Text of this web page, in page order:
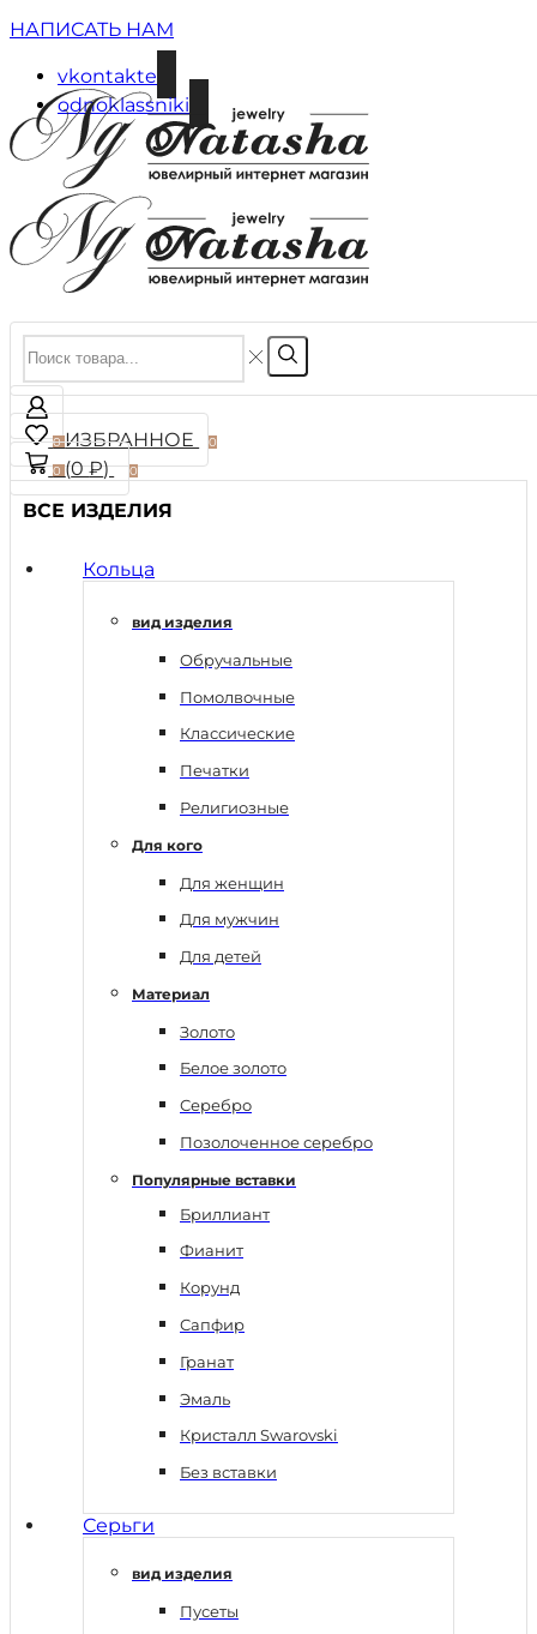
НАПИСАТЬ НАМ
vkontakte
odnoklassniki
0ИЗБРАННОЕ 0
0(0₽) 0
ВСЕ ИЗДЕЛИЯ
Кольца
вид изделия
Обручальные
Помолвочные
Классические
Печатки
Религиозные
Для кого
Для женщин
Для мужчин
Для детей
Материал
Золото
Белое золото
Серебро
Позолоченное серебро
Популярные вставки
Бриллиант
Фианит
Корунд
Сапфир
Гранат
Эмаль
Кристалл Swarovski
Без вставки
Серьги
вид изделия
Пусеты